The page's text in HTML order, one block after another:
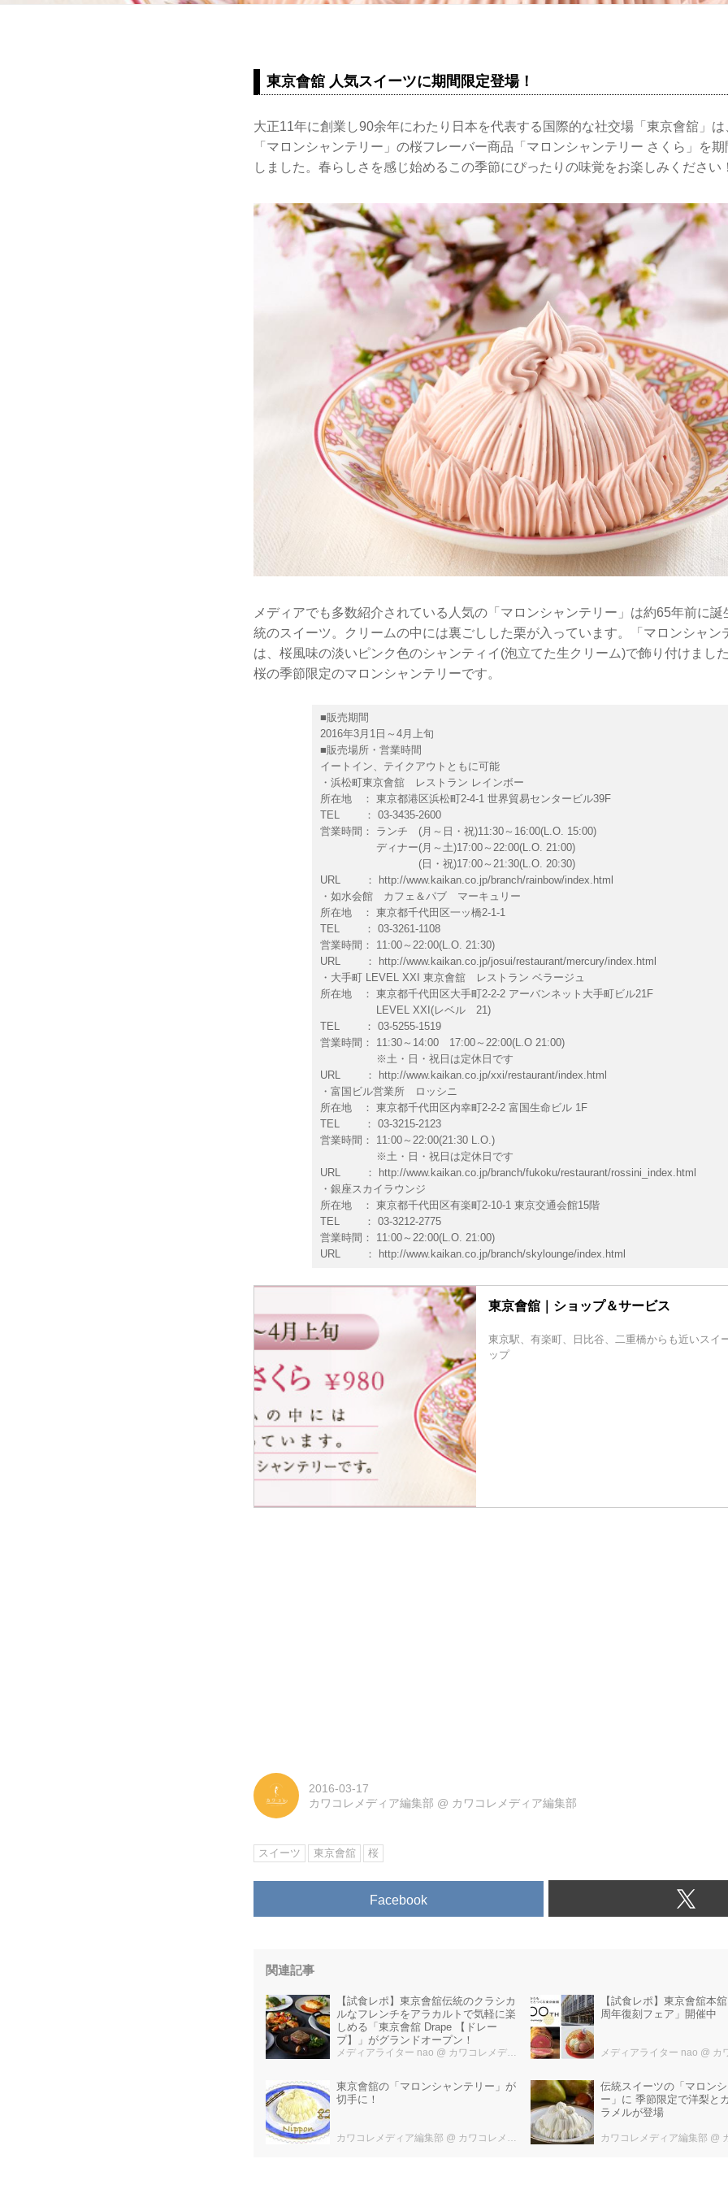
東京會舘 人気スイーツに期間限定登場！
大正11年に創業し90余年にわたり日本を代表する国際的な社交場「東京會舘」
「マロンシャンテリー」の桜フレーバー商品「マロンシャンテリー さくら」を
しました。春らしさを感じ始めるこの季節にぴったりの味覚をお楽しみください！
メディアでも多数紹介されている人気の「マロンシャンテリー」は約65年前に
統のスイーツ。クリームの中には裏ごしした栗が入っています。「マロンシャン
は、桜風味の淡いピンク色のシャンティイ(泡立てた生クリーム)で飾り付けまし
桜の季節限定のマロンシャンテリーです。
■販売期間
2016年3月1日～4月上旬
■販売場所・営業時間
イートイン、テイクアウトともに可能
・浜松町東京會舘 レストラン レインボー
所在地 ： 東京都港区浜松町2-4-1 世界貿易センタービル39F
TEL ： 03-3435-2600
営業時間： ランチ (月～日・祝)11:30～16:00(L.O. 15:00)
ディナー(月～土)17:00～22:00(L.O. 21:00)
(日・祝)17:00～21:30(L.O. 20:30)
URL ：
http://www.kaikan.co.jp/branch/rainbow/index.html
・如水会館 カフェ＆パブ マーキュリー
所在地 ： 東京都千代田区一ッ橋2-1-1
TEL ： 03-3261-1108
営業時間： 11:00～22:00(L.O. 21:30)
URL ：
http://www.kaikan.co.jp/josui/restaurant/mercury/index.html
・大手町 LEVEL XXI 東京會舘 レストラン ベラージュ
所在地 ： 東京都千代田区大手町2-2-2 アーバンネット大手町ビル21F
LEVEL XXI(レベル 21)
TEL ： 03-5255-1519
営業時間： 11:30～14:00 17:00～22:00(L.O 21:00)
※土・日・祝日は定休日です
URL ：
http://www.kaikan.co.jp/xxi/restaurant/index.html
・富国ビル営業所 ロッシニ
所在地 ： 東京都千代田区内幸町2-2-2 富国生命ビル 1F
TEL ： 03-3215-2123
営業時間： 11:00～22:00(21:30 L.O.)
※土・日・祝日は定休日です
URL ：
http://www.kaikan.co.jp/branch/fukoku/restaurant/rossini_index.html
・銀座スカイラウンジ
所在地 ： 東京都千代田区有楽町2-10-1 東京交通会館15階
TEL ： 03-3212-2775
営業時間： 11:00～22:00(L.O. 21:00)
URL ：
http://www.kaikan.co.jp/branch/skylounge/index.html
東京會舘｜ショップ＆サービス
東京駅、有楽町、日比谷、二重橋からも近いスイ
ップ
2016-03-17
カワコレメディア編集部 @ カワコレメディア編集部
スイーツ 東京會舘 桜
Facebook
関連記事
【試食レポ】東京會舘伝統のクラシカ
ルなフレンチをアラカルトで気軽に楽
しめる「東京會舘 Drape 【ドレー
プ】」がグランドオープン！
メディアライター nao @ カワコレメディア編集部
【試食レポ】東京會舘本
周年復刻フェア」開催中
メディアライター nao @ カワコ
東京會舘の「マロンシャンテリー」が
切手に！
カワコレメディア編集部 @ カワコレメディア編集部
伝統スイーツの「マロン
ー」に 季節限定で洋梨と
ラメルが登場
カワコレメディア編集部 @ カ